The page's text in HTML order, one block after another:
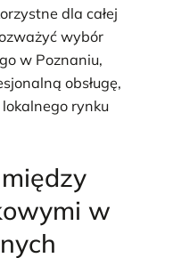
dla całej
wybór
w Poznaniu,
obsługę,
rynku
w